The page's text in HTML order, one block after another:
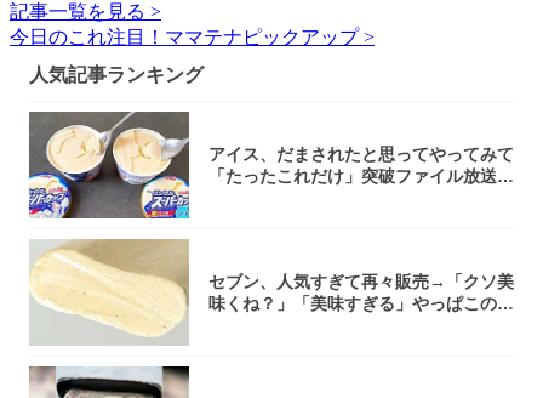
記事一覧を見る >
今日のこれ注目！ママテナピックアップ >
人気記事ランキング
アイス、だまされたと思ってやってみて
「たったこれだけ」突破ファイル放送で
セブン、人気すぎて再々販売→「クソ美
味くね？」「美味すぎる」やっぱこのク